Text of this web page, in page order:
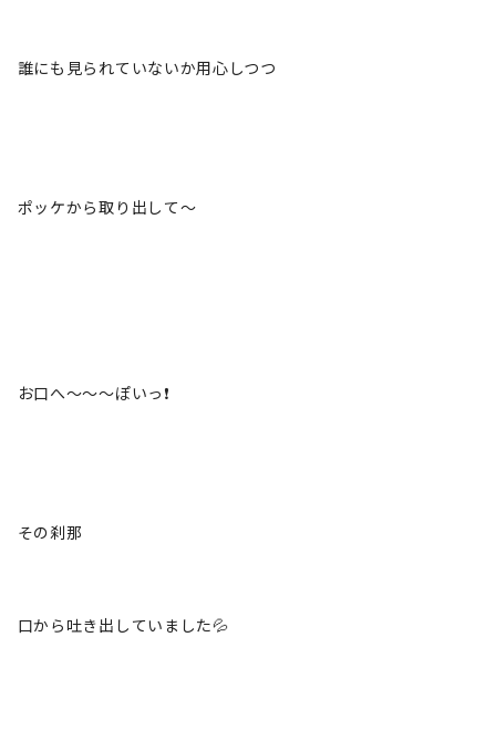
誰にも見られていないか用心しつつ
ポッケから取り出して～
お口へ～～～ぽいっ❗
その刹那
口から吐き出していました💦